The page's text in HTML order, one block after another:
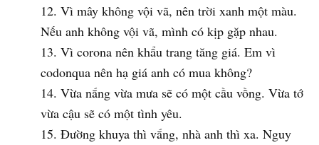
Vì mây không vội vã, nên trời xanh một màu.
Nếu anh không vội vã, mình có kịp gặp nhau.
Vì corona nên khẩu trang tăng giá. Em vì
codonqua nên hạ giá anh có mua không?
Vừa nắng vừa mưa sẽ có một cầu vồng. Vừa tớ
vừa cậu sẽ có một tình yêu.
Đường khuya thì vắng, nhà anh thì xa. Nguy